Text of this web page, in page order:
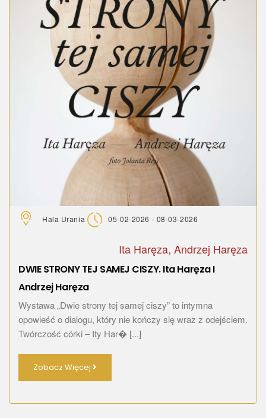
Hala Urania 05-02-2026 - 08-03-2026
Ita Haręza, Andrzej Haręza
DWIE STRONY TEJ SAMEJ CISZY. Ita Haręza I
Andrzej Haręza
Wystawa „Dwie strony tej samej ciszy” to intymna
opowieść o dialogu, który nie kończy się wraz z odejściem.
Twórczość córki – Ity Har� [...]
Zobacz Więcej